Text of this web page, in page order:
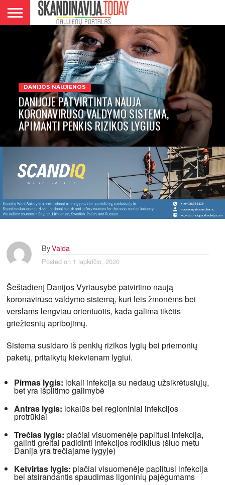
DANIJOS NAUJIENOS
DANIJOJE PATVIRTINTA NAUJA
KORONAVIRUSO VALDYMO SISTEMA,
APIMANTI PENKIS RIZIKOS LYGIUS
ByVaida
Posted on 1 lapkričio, 2020
Šeštadienį Danijos Vyriausybė patvirtino naują
koronaviruso valdymo sistemą, kuri leis žmonėms bei
verslams lengviau orientuotis, kada galima tikėtis
griežtesnių apribojimų.
Sistema susidaro iš penkių rizikos lygių bei priemonių
paketų, pritaikytų kiekvienam lygiui.
Pirmas lygis: lokali infekcija su nedaug užsikrėtusiųjų,
bet yra išplitimo galimybė
Antras lygis: lokalūs bei regioniniai infekcijos
protrūkiai
Trečias lygis: plačiai visuomenėje paplitusi infekcija,
galinti greitai padidinti infekcijos rodiklius (šiuo metu
Danija yra trečiajame lygyje)
Ketvirtas lygis: plačiai visuomenėje paplitusi infekcija
bei atsirandantis spaudimas ligoninių pajėgumams